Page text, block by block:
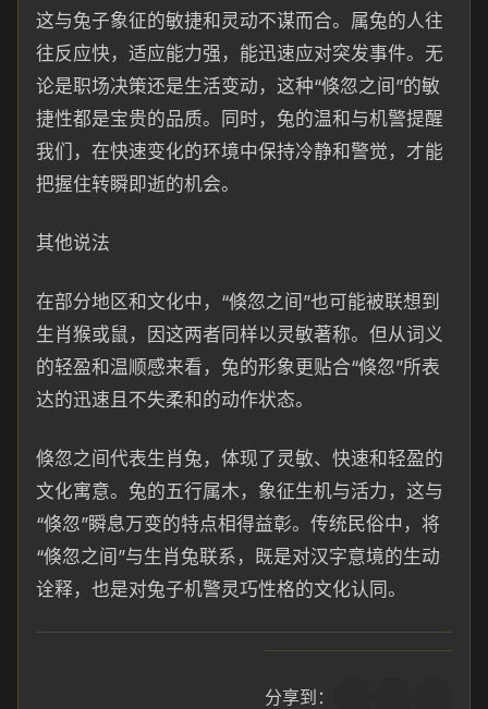
这与兔子象征的敏捷和灵动不谋而合。属兔的人往
往反应快，适应能力强，能迅速应对突发事件。无
论是职场决策还是生活变动，这种“倏忽之间”的敏
捷性都是宝贵的品质。同时，兔的温和与机警提醒
我们，在快速变化的环境中保持冷静和警觉，才能
把握住转瞬即逝的机会。
其他说法
在部分地区和文化中，“倏忽之间”也可能被联想到
生肖猴或鼠，因这两者同样以灵敏著称。但从词义
的轻盈和温顺感来看，兔的形象更贴合“倏忽”所表
达的迅速且不失柔和的动作状态。
倏忽之间代表生肖兔，体现了灵敏、快速和轻盈的
文化寓意。兔的五行属木，象征生机与活力，这与
“倏忽”瞬息万变的特点相得益彰。传统民俗中，将
“倏忽之间”与生肖兔联系，既是对汉字意境的生动
诠释，也是对兔子机警灵巧性格的文化认同。
分享到：